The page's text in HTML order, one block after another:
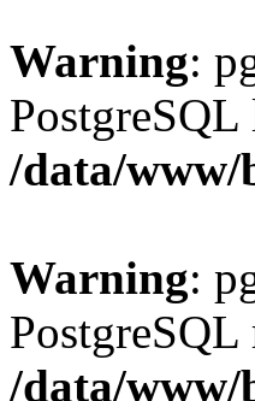
Warning:
/data/www/
Warning:
/data/www/